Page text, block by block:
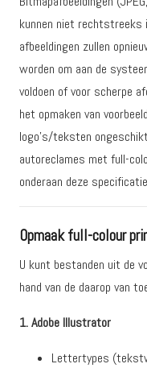
kunnen niet rechtstreeks
afbeeldingen zullen
worden om aan de
voldoen of voor scherpe
het opmaken van
logo’s/teksten
autoreclames met full-
onderaan deze
Opmaak full-colour
U kunt bestanden uit de
hand van de daarop van
1. Adobe Illustrator
Lettertypes